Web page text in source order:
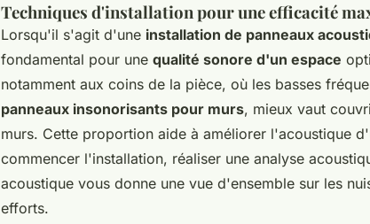
Techniques d'installation pour une efficacité
Lorsqu'il s'agit d'une installation de panneaux
fondamental pour une qualité sonore d'un espace
notamment aux coins de la pièce, où les basses
panneaux insonorisants pour murs, mieux vaut
murs. Cette proportion aide à améliorer l'acoustique
commencer l'installation, réaliser une analyse
acoustique vous donne une vue d'ensemble sur les
efforts.